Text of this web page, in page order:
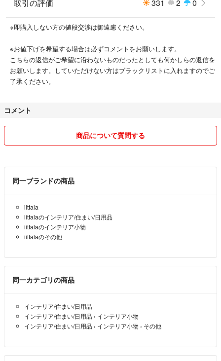
取引の評価 331 2 0
※即購入しない方の値段交渉は御遠慮ください。
※お値下げを希望する場合は必ずコメントをお願いします。
こちらの返信がご希望に沿わないものだったとしても何かしらの返信を
お願いします。していただけない方はブラックリストに入れますのでご
了承ください。
コメント
商品について質問する
同一ブランドの商品
iittala
iittalaのインテリア/住まい/日用品
iittalaのインテリア小物
iittalaのその他
同一カテゴリの商品
インテリア/住まい/日用品
インテリア/住まい/日用品 › インテリア小物
インテリア/住まい/日用品 › インテリア小物 › その他